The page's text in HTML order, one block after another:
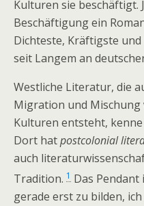
Kulturen sie beschäftigt.
Beschäftigung ein
Dichteste, Kräftigste
seit Langem an
Westliche Literatur, die
Migration und
Kulturen entsteht,
Dort hatpostcolonial
auch
Tradition. 1 Das
gerade erst zu bilden,